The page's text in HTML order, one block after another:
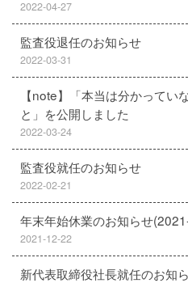
2022-04-27
監査役退任のお知らせ
2022-03-31
【note】「本当は分かってい
と」を公開しました
2022-03-24
監査役就任のお知らせ
2022-02-21
年末年始休業のお知らせ
2021-12-22
新代表取締役社長就任のお知